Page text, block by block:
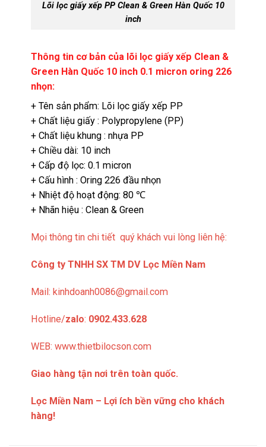
Lõi lọc giấy xếp PP Clean & Green Hàn Quốc 10
inch
Thông tin cơ bản của lõi lọc giấy xếp Clean &
Green Hàn Quốc 10 inch 0.1 micron oring 226
nhọn:
+ Tên sản phẩm: Lõi lọc giấy xếp PP
+ Chất liệu giấy : Polypropylene (PP)
+ Chất liệu khung : nhựa PP
+ Chiều dài: 10 inch
+ Cấp độ lọc: 0.1 micron
+ Cấu hình : Oring 226 đầu nhọn
+ Nhiệt độ hoạt động: 80 ℃
+ Nhãn hiệu : Clean & Green
Mọi thông tin chi tiết quý khách vui lòng liên hệ:
Công ty TNHH SX TM DV Lọc Miền Nam
Mail:kinhdoanh0086@gmail.com
Hotline/zalo: 0902.433.628
WEB:www.thietbilocson.com
Giao hàng tận nơi trên toàn quốc.
Lọc Miền Nam – Lợi ích bền vững cho khách
hàng!